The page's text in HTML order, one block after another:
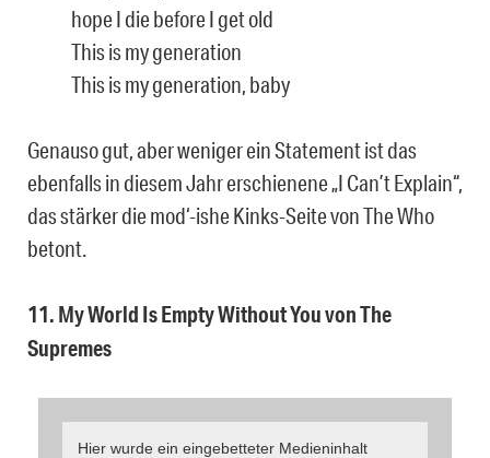
hope I die before I get old
This is my generation
This is my generation, baby
Genauso gut, aber weniger ein Statement ist das
ebenfalls in diesem Jahr erschienene „I Can’t Explain“,
das stärker die mod‘-ishe Kinks-Seite von The Who
betont.
11. My World Is Empty Without You von The
Supremes
Hier wurde ein eingebetteter Medieninhalt